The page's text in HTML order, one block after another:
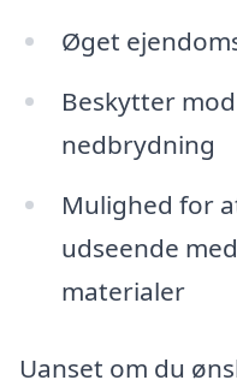
Øget
Beskytter
nedbrydning
Mulighed for
udseende
materialer
Uanset om du